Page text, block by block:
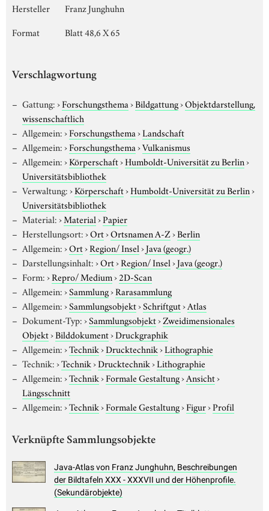
Hersteller
Franz Junghuhn
Format
Blatt 48,6 X 65
Verschlagwortung
Gattung:›Forschungsthema›Bildgattung›Objektdarstellung,
wissenschaftlich
Allgemein:›Forschungsthema›Landschaft
Allgemein:›Forschungsthema›Vulkanismus
Allgemein:›Körperschaft›Humboldt-Universität zu Berlin›
Universitätsbibliothek
Verwaltung:›Körperschaft›Humboldt-Universität zu Berlin›
Universitätsbibliothek
Material:›Material›Papier
Herstellungsort:›Ort›Ortsnamen A-Z›Berlin
Allgemein:›Ort›Region/ Insel›Java (geogr.)
Darstellungsinhalt:›Ort›Region/ Insel›Java (geogr.)
Form:›Repro/ Medium›2D-Scan
Allgemein:›Sammlung›Rarasammlung
Allgemein:›Sammlungsobjekt›Schriftgut›Atlas
Dokument-Typ:›Sammlungsobjekt›Zweidimensionales
Objekt›Bilddokument›Druckgraphik
Allgemein:›Technik›Drucktechnik›Lithographie
Technik:›Technik›Drucktechnik›Lithographie
Allgemein:›Technik›Formale Gestaltung›Ansicht›
Längsschnitt
Allgemein:›Technik›Formale Gestaltung›Figur›Profil
Verknüpfte Sammlungsobjekte
Java-Atlas von Franz Junghuhn, Beschreibungen
der Bildtafeln XXX - XXXVII und der Höhenprofile.
(Sekundärobjekte)